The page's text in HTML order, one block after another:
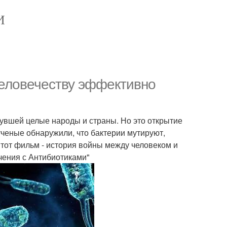
эффективно
целые народы и страны. Но это открытие
обнаружили, что бактерии мутируют,
фильм - история войны между человеком и
с Антибиотиками"